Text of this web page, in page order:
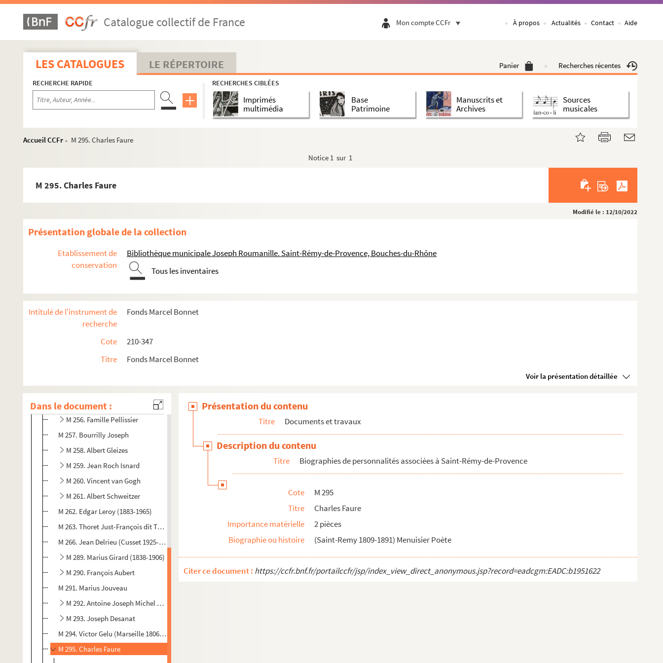
Catalogue collectif de France Mon compte CCFr À propos Actualités Contact Aide
LES CATALOGUES LE RÉPERTOIRE Panier Recherches récentes
RECHERCHE RAPIDE RECHERCHES CIBLÉES
Imprimés
multimédia
Base
Patrimoine
Manuscrits et
Archives
Sources
musicales
Accueil CCFr >
M 295. Charles Faure
Notice 1 sur 1
M 295. Charles Faure
Modifié le : 12/10/2022
Présentation globale de la collection
Etablissement de
conservation
Bibliothèque municipale Joseph Roumanille. Saint-Rémy-de-Provence, Bouches-du-Rhône
Tous les inventaires
Intitulé de l'instrument de
recherche
Fonds Marcel Bonnet
Cote
210-347
Titre
Fonds Marcel Bonnet
Voir la présentation détaillée
Dans le document :
Documents et travaux
Traduction, littérature et Félibrige
Pays de Saint-Rémy-de-Provence
Histoire de Saint-Rémy-de-Provence, par thématique ou période
Thématiques locales diverses
Biographies de personnalités associées à Saint-Rémy-de-Provence
M 230. Marcel Bonnet . Artistes et auteurs saint-rémois. Ecrivains, journalistes, littérateurs, orateurs, p...
M 250. Marie Mauron (1896-1986)
M 252. Étienne Astier
M 254. Louise Capeau
M 255. Alméran. Généalogie de la famille d’Alméran et recherche cadastrale de l’hôtel particulier, rue Car...
M 256. Famille Pellissier
M 257. Bourrilly Joseph
M 258. Albert Gleizes
M 259. Jean Roch Isnard
M 260. Vincent van Gogh
M 261. Albert Schweitzer
M 262. Edgar Leroy (1883-1965)
M 263. Thoret Just-François dit Thoret Mont-Blanc (1892-1971)
M 266. Jean Delrieu (Cusset 1925-Saint-Remy 2001)
M 289. Marius Girard (1838-1906)
M 290. François Aubert
M 291. Marius Jouveau
M 292. Antoine Joseph Michel de Servan
M 293. Joseph Desanat
M 294. Victor Gelu (Marseille 1806-1885)
M 295. Charles Faure
Présentation du contenu
Titre Documents et travaux
Description du contenu
Titre Biographies de personnalités associées à Saint-Rémy-de-Provence
Cote
M 295
Titre
Charles Faure
Importance matérielle
2 pièces
Biographie ou histoire
(Saint-Remy 1809-1891) Menuisier Poète
Citer ce document : https://ccfr.bnf.fr/portailccfr/jsp/index_view_direct_anonymous.jsp?record=eadcgm:EADC:b1951622